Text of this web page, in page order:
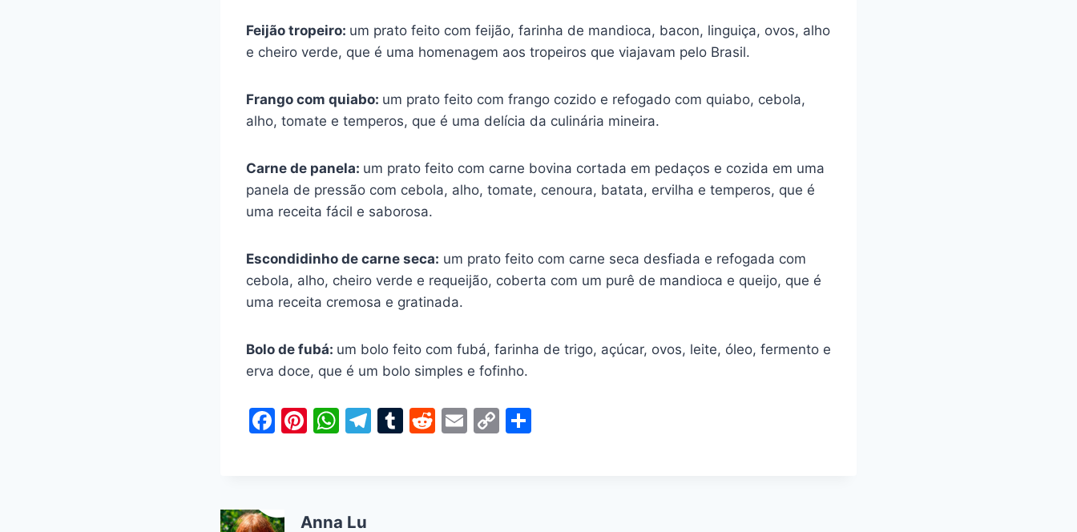
Feijão tropeiro: um prato feito com feijão, farinha de mandioca, bacon, linguiça, ovos, alho
e cheiro verde, que é uma homenagem aos tropeiros que viajavam pelo Brasil.
Frango com quiabo: um prato feito com frango cozido e refogado com quiabo, cebola,
alho, tomate e temperos, que é uma delícia da culinária mineira.
Carne de panela: um prato feito com carne bovina cortada em pedaços e cozida em uma
panela de pressão com cebola, alho, tomate, cenoura, batata, ervilha e temperos, que é
uma receita fácil e saborosa.
Escondidinho de carne seca: um prato feito com carne seca desfiada e refogada com
cebola, alho, cheiro verde e requeijão, coberta com um purê de mandioca e queijo, que é
uma receita cremosa e gratinada.
Bolo de fubá: um bolo feito com fubá, farinha de trigo, açúcar, ovos, leite, óleo, fermento e
erva doce, que é um bolo simples e fofinho.
F
b
Pi
st
W
A
T
T
R
E
C
Anna Lu